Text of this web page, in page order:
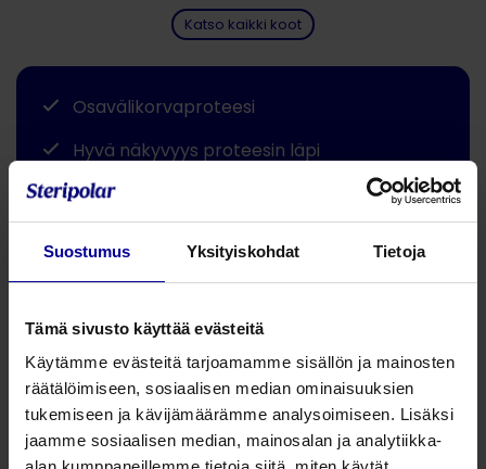
Suostumus Yksityiskohdat Tietoja
Tämä sivusto käyttää evästeitä
Käytämme evästeitä tarjoamamme sisällön ja mainosten
räätälöimiseen, sosiaalisen median ominaisuuksien
tukemiseen ja kävijämäärämme analysoimiseen. Lisäksi
jaamme sosiaalisen median, mainosalan ja analytiikka-
Kurz TTP Tubingen Type BELL Partial
Osavälikorvaproteesi.
Materiaali titaania.
Tuotenumero Tuotekuvaus
Katso kaikki koot
Osavälikorvaproteesi
Hyvä näkyvyys proteesin läpi
Jaa tämä